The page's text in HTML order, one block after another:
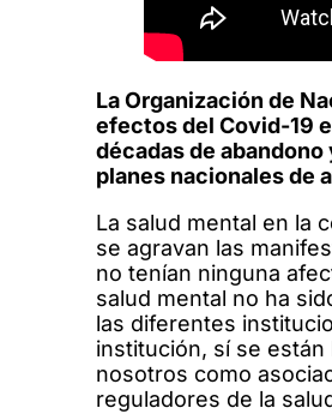
La Organización de
efectos del Covid-19
décadas de
planes nacionales de
La salud mental en la
se agravan las
no tenían ninguna
salud mental no ha
las diferentes
institución, sí se
nosotros como
reguladores de la